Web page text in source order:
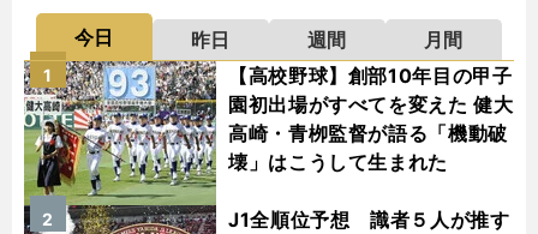
今日 昨日 週間
月間
【高校野球】創部10年目の甲子
園初出場がすべてを変えた 健大
高崎・青栁監督が語る「機動破
壊」はこうして生まれた
1
J1全順位予想 識者５人が推す
2